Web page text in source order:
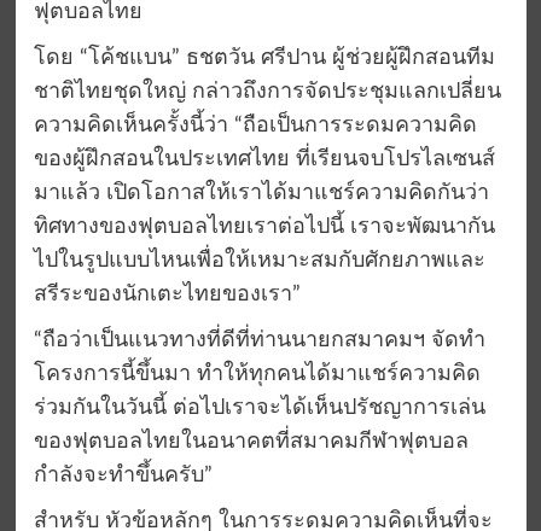
ฟุตบอลไทย
โดย “โค้ชแบน” ธชตวัน ศรีปาน ผู้ช่วยผู้ฝึกสอนทีม
ชาติไทยชุดใหญ่ กล่าวถึงการจัดประชุมแลกเปลี่ยน
ความคิดเห็นครั้งนี้ว่า “ถือเป็นการระดมความคิด
ของผู้ฝึกสอนในประเทศไทย ที่เรียนจบโปรไลเซนส์
มาแล้ว เปิดโอกาสให้เราได้มาแชร์ความคิดกันว่า
ทิศทางของฟุตบอลไทยเราต่อไปนี้ เราจะพัฒนากัน
ไปในรูปแบบไหนเพื่อให้เหมาะสมกับศักยภาพและ
สรีระของนักเตะไทยของเรา”
“ถือว่าเป็นแนวทางที่ดีที่ท่านนายกสมาคมฯ จัดทำ
โครงการนี้ขึ้นมา ทำให้ทุกคนได้มาแชร์ความคิด
ร่วมกันในวันนี้ ต่อไปเราจะได้เห็นปรัชญาการเล่น
ของฟุตบอลไทยในอนาคตที่สมาคมกีฬาฟุตบอล
กำลังจะทำขึ้นครับ”
สำหรับ หัวข้อหลักๆ ในการระดมความคิดเห็นที่จะ